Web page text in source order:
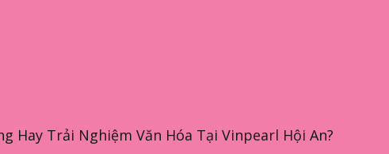
Hay Trải Nghiệm Văn Hóa Tại Vinpearl Hội An?